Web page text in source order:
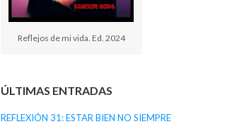
Reflejos de mi vida. Ed. 2024
ÚLTIMAS ENTRADAS
REFLEXIÓN 31: ESTAR BIEN NO SIEMPRE